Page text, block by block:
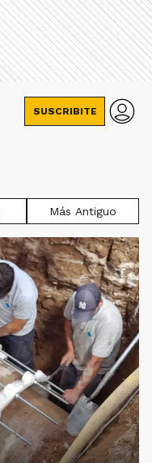
SUSCRIBITE
Más Antiguo